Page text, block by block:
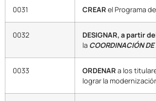
0031 CREAR el Programa
0032 DESIGNAR, a partir
la COORDINACIÓN
0033 ORDENAR a los
lograr la